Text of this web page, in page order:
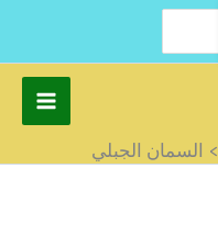
السمان الجبلي